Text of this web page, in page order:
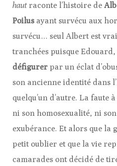
hautraconte l’histoire de
Poilus ayant survécu aux
survécu… seul Albert est
tranchées puisque Edouard,
défigurer par un éclat
son ancienne identité dans
quelqu’un d’autre. La faute
ni son homosexualité, ni
exubérance. Et alors que la
petit oublier et que la vie
camarades ont décidé de